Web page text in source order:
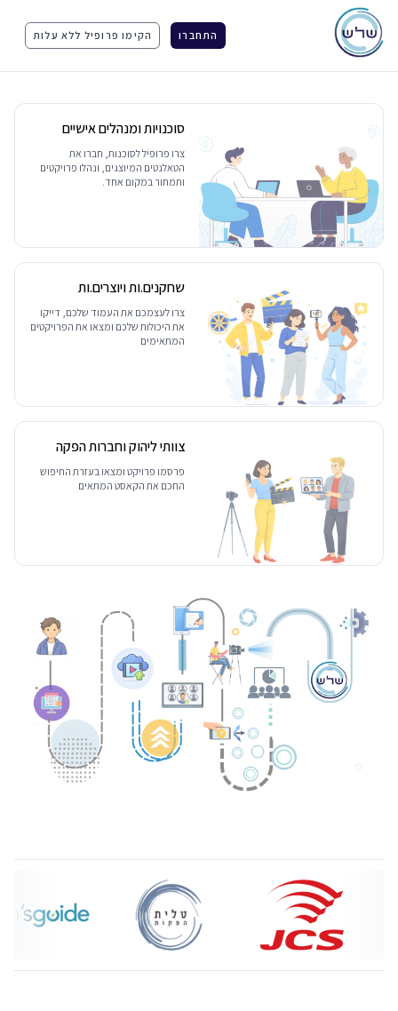
התחברו הקימו פרופיל ללא עלות
סוכנויות ומנהלים אישיים
צרו פרופיל לסוכנות, חברו את
הטאלנטים המיוצגים, ונהלו פרויקטים
ותמחור במקום אחד.
שחקנים.ות ויוצרים.ות
צרו לעצמכם את העמוד שלכם, דייקו
את היכולות שלכם ומצאו את הפרויקטים
המתאימים
צוותי ליהוק וחברות הפקה
פרסמו פרויקט ומצאו בעזרת החיפוש
החכם את הקאסט המתאים